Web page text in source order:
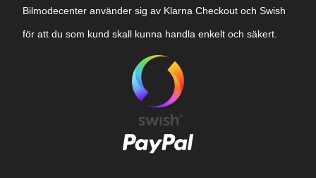
Bilmodecenter använder sig av Klarna Checkout och Swish
för att du som kund skall kunna handla enkelt och säkert.